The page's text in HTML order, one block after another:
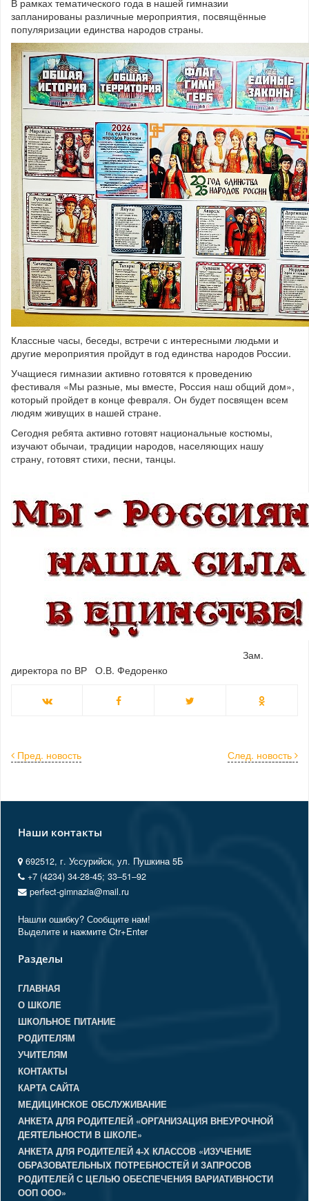
В рамках тематического года в нашей гимназии
запланированы различные мероприятия, посвящённые
популяризации единства народов страны.
Классные часы, беседы, встречи с интересными людьми и
другие мероприятия пройдут в год единства народов России.
Учащиеся гимназии активно готовятся к проведению
фестиваля «Мы разные, мы вместе, Россия наш общий дом»,
который пройдет в конце февраля. Он будет посвящен всем
людям живущих в нашей стране.
Сегодня ребята активно готовят национальные костюмы,
изучают обычаи, традиции народов, населяющих нашу
страну, готовят стихи, песни, танцы.
Зам.
директора по ВР О.В. Федоренко
След. новость
Пред. новость
Наши контакты
692512, г. Уссурийск, ул. Пушкина 5Б
+7 (4234) 34-28-45; 33‒51‒92
perfect-gimnazia@mail.ru
Нашли ошибку? Сообщите нам!
Выделите и нажмите Ctr+Enter
Разделы
ГЛАВНАЯ
О ШКОЛЕ
ШКОЛЬНОЕ ПИТАНИЕ
РОДИТЕЛЯМ
УЧИТЕЛЯМ
КОНТАКТЫ
КАРТА САЙТА
МЕДИЦИНСКОЕ ОБСЛУЖИВАНИЕ
АНКЕТА ДЛЯ РОДИТЕЛЕЙ «ОРГАНИЗАЦИЯ ВНЕУРОЧНОЙ
ДЕЯТЕЛЬНОСТИ В ШКОЛЕ»
АНКЕТА ДЛЯ РОДИТЕЛЕЙ 4-Х КЛАССОВ «ИЗУЧЕНИЕ
ОБРАЗОВАТЕЛЬНЫХ ПОТРЕБНОСТЕЙ И ЗАПРОСОВ
РОДИТЕЛЕЙ С ЦЕЛЬЮ ОБЕСПЕЧЕНИЯ ВАРИАТИВНОСТИ
ООП ООО»